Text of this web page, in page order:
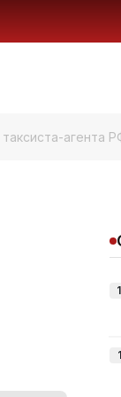
агента